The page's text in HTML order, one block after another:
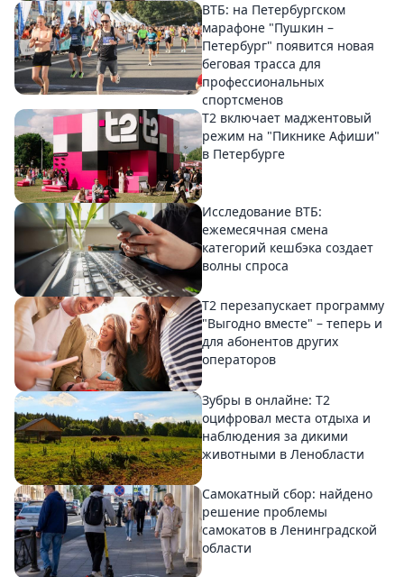
ВТБ: на Петербургском
марафоне "Пушкин –
Петербург" появится новая
беговая трасса для
профессиональных
спортсменов
Т2 включает маджентовый
режим на "Пикнике Афиши"
в Петербурге
Исследование ВТБ:
ежемесячная смена
категорий кешбэка создает
волны спроса
Т2 перезапускает программу
"Выгодно вместе" – теперь и
для абонентов других
операторов
Зубры в онлайне: Т2
оцифровал места отдыха и
наблюдения за дикими
животными в Ленобласти
Самокатный сбор: найдено
решение проблемы
самокатов в Ленинградской
области